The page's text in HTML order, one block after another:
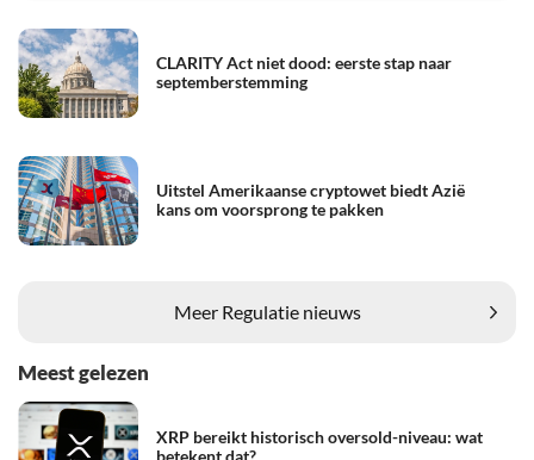
CLARITY Act niet dood: eerste stap naar
septemberstemming
Uitstel Amerikaanse cryptowet biedt Azië
kans om voorsprong te pakken
Meer Regulatie nieuws
Meest gelezen
XRP bereikt historisch oversold-niveau: wat
betekent dat?